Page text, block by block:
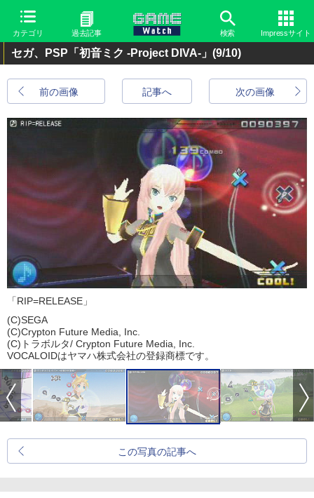
カテゴリ 過去記事 検索 Impressサイト
セガ、PSP「初音ミク -Project DIVA-」 (9/10)
前の画像 次の画像
記事へ
「RIP=RELEASE」
(C)SEGA
(C)Crypton Future Media, Inc.
(C)トラボルタ/ Crypton Future Media, Inc.
VOCALOIDはヤマハ株式会社の登録商標です。
この写真の記事へ